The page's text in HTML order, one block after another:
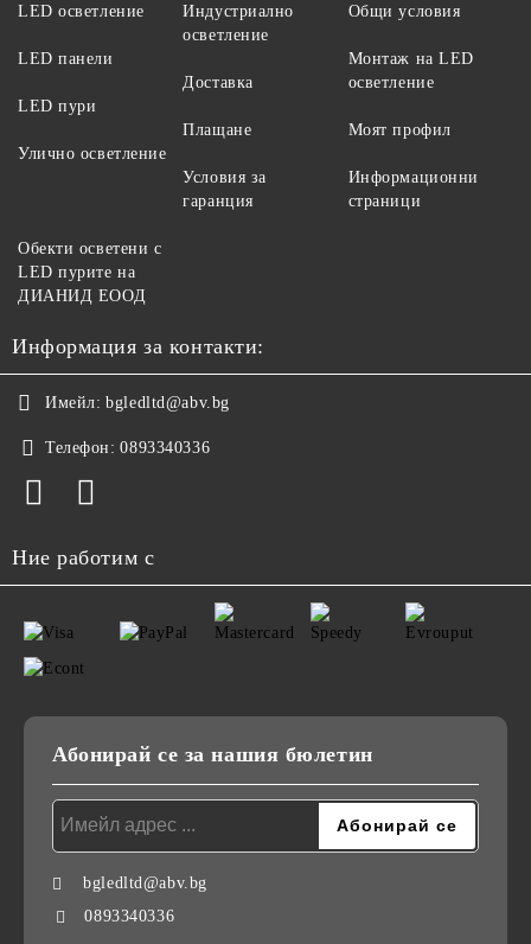
LED осветление
LED панели
LED пури
Улично осветление
Индустриално
осветление
Доставка
Плащане
Условия за
гаранция
Общи условия
Монтаж на LED
осветление
Моят профил
Информационни
страници
Обекти осветени с
LED пурите на
ДИАНИД ЕООД
Информация за контакти:
Имейл: bgledltd@abv.bg
Телефон: 0893340336
Ние работим с
Абонирай се за нашия бюлетин
bgledltd@abv.bg
0893340336